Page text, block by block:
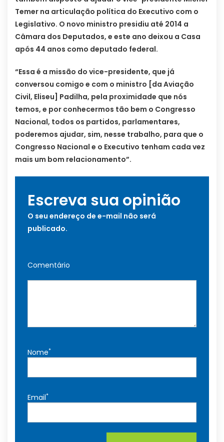
Temer na articulação política do Executivo com o
Legislativo. O novo ministro presidiu até 2014 a
Câmara dos Deputados, e este ano deixou a Casa
após 44 anos como deputado federal.
“Essa é a missão do vice-presidente, que já
conversou comigo e com o ministro [da Aviação
Civil, Eliseu] Padilha, pela proximidade que nós
temos, e por conhecermos tão bem o Congresso
Nacional, todos os partidos, parlamentares,
poderemos ajudar, sim, nesse trabalho, para que o
Congresso Nacional e o Executivo tenham cada vez
mais um bom relacionamento”.
Escreva sua opinião
O seu endereço de e-mail não será
publicado.
Comentário
Nome*
Email*